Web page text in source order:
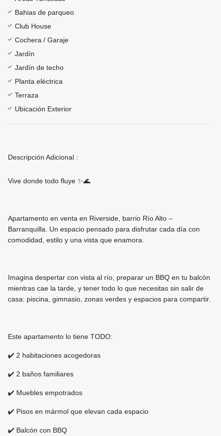
Bahias de parqueo
Club House
Cochera / Garaje
Jardín
Jardín de techo
Planta eléctrica
Terraza
Ubicación Exterior
Descripción Adicional :
Vive donde todo fluye ✨🌊
Apartamento en venta en Riverside, barrio Río Alto –
Barranquilla. Un espacio pensado para disfrutar cada día con
comodidad, estilo y una vista que enamora.
Imagina despertar con vista al río, preparar un BBQ en tu balcón
mientras cae la tarde, y tener todo lo que necesitas sin salir de
casa: piscina, gimnasio, zonas verdes y espacios para compartir.
Este apartamento lo tiene TODO:
✔️ 2 habitaciones acogedoras
✔️ 2 baños familiares
✔️ Muebles empotrados
✔️ Pisos en mármol que elevan cada espacio
✔️ Balcón con BBQ